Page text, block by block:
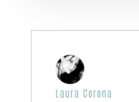
Laura Corona